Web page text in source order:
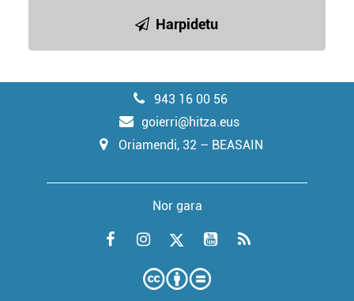
Harpidetu
943 16 00 56
goierri@hitza.eus
Oriamendi, 32 – BEASAIN
Nor gara